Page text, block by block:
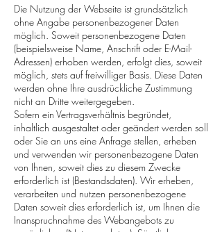
Die Nutzung der Webseite ist grundsätzlich
ohne Angabe personenbezogener Daten
möglich. Soweit personenbezogene Daten
(beispielsweise Name, Anschrift oder E-Mail-
Adressen) erhoben werden, erfolgt dies, soweit
möglich, stets auf freiwilliger Basis. Diese Daten
werden ohne Ihre ausdrückliche Zustimmung
nicht an Dritte weitergegeben.
Sofern ein Vertragsverhältnis begründet,
inhaltlich ausgestaltet oder geändert werden soll
oder Sie an uns eine Anfrage stellen, erheben
und verwenden wir personenbezogene Daten
von Ihnen, soweit dies zu diesem Zwecke
erforderlich ist (Bestandsdaten). Wir erheben,
verarbeiten und nutzen personenbezogene
Daten soweit dies erforderlich ist, um Ihnen die
Inanspruchnahme des Webangebots zu